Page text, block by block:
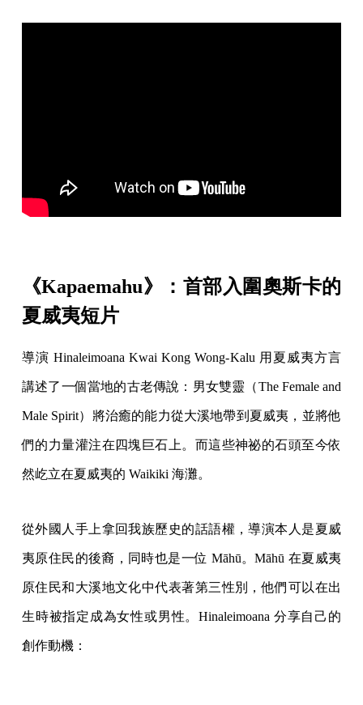
《Kapaemahu》：首部入圍奧斯卡的
夏威夷短片
導演 Hinaleimoana Kwai Kong Wong-Kalu 用夏威夷方言
講述了一個當地的古老傳說：男女雙靈（The Female and
Male Spirit）將治癒的能力從大溪地帶到夏威夷，並將他
們的力量灌注在四塊巨石上。而這些神祕的石頭至今依
然屹立在夏威夷的 Waikiki 海灘。
從外國人手上拿回我族歷史的話語權，導演本人是夏威
夷原住民的後裔，同時也是一位 Māhū。Māhū 在夏威夷
原住民和大溪地文化中代表著第三性別，他們可以在出
生時被指定成為女性或男性。Hinaleimoana 分享自己的
創作動機：